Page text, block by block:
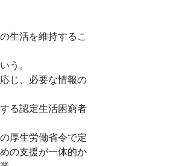
生活を維持するこ
う。
じ、必要な情報の
る認定生活困窮者
厚生労働省令で定
の支援が一体的か